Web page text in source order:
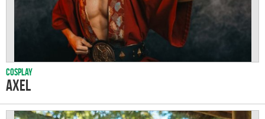
Cosplay
Axel